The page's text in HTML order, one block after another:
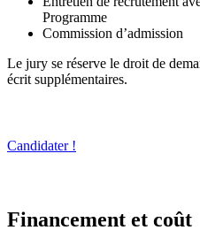
Programme
Commission d’admission
Le jury se réserve le droit de
écrit supplémentaires.
Candidater !
Financement et coût